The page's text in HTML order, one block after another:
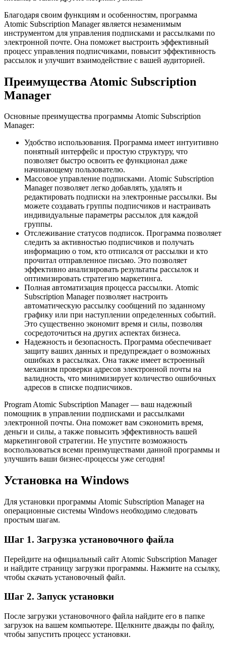
Благодаря своим функциям и особенностям, программа
Atomic Subscription Manager является незаменимым
инструментом для управления подписками и рассылками по
электронной почте. Она поможет выстроить эффективный
процесс управления подписчиками, повысит эффективность
рассылок и улучшит взаимодействие с вашей аудиторией.
Преимущества Atomic Subscription
Manager
Основные преимущества программы Atomic Subscription
Manager:
Удобство использования. Программа имеет интуитивно
понятный интерфейс и простую структуру, что
позволяет быстро освоить ее функционал даже
начинающему пользователю.
Массовое управление подписками. Atomic Subscription
Manager позволяет легко добавлять, удалять и
редактировать подписки на электронные рассылки. Вы
можете создавать группы подписчиков и настраивать
индивидуальные параметры рассылок для каждой
группы.
Отслеживание статусов подписок. Программа позволяет
следить за активностью подписчиков и получать
информацию о том, кто отписался от рассылки и кто
прочитал отправленное письмо. Это позволяет
эффективно анализировать результаты рассылок и
оптимизировать стратегию маркетинга.
Полная автоматизация процесса рассылки. Atomic
Subscription Manager позволяет настроить
автоматическую рассылку сообщений по заданному
графику или при наступлении определенных событий.
Это существенно экономит время и силы, позволяя
сосредоточиться на других аспектах бизнеса.
Надежность и безопасность. Программа обеспечивает
защиту ваших данных и предупреждает о возможных
ошибках в рассылках. Она также имеет встроенный
механизм проверки адресов электронной почты на
валидность, что минимизирует количество ошибочных
адресов в списке подписчиков.
Program Atomic Subscription Manager — ваш надежный
помощник в управлении подписками и рассылками
электронной почты. Она поможет вам сэкономить время,
деньги и силы, а также повысить эффективность вашей
маркетинговой стратегии. Не упустите возможность
воспользоваться всеми преимуществами данной программы и
улучшить ваши бизнес-процессы уже сегодня!
Установка на Windows
Для установки программы Atomic Subscription Manager на
операционные системы Windows необходимо следовать
простым шагам.
Шаг 1. Загрузка установочного файла
Перейдите на официальный сайт Atomic Subscription Manager
и найдите страницу загрузки программы. Нажмите на ссылку,
чтобы скачать установочный файл.
Шаг 2. Запуск установки
После загрузки установочного файла найдите его в папке
загрузок на вашем компьютере. Щелкните дважды по файлу,
чтобы запустить процесс установки.